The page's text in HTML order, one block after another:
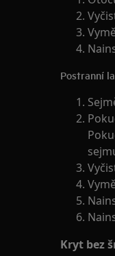
Postranní
Kryt bez